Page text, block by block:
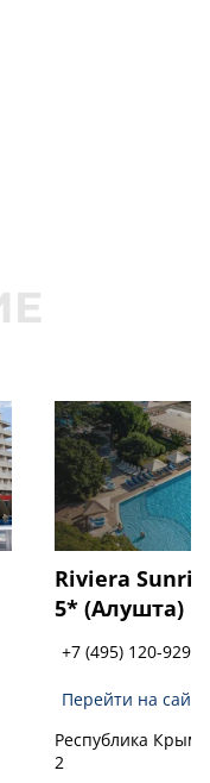
Riviera
5* (Алушта)
+7 (495) 120-9294
Перейти на сайт
Республика
2